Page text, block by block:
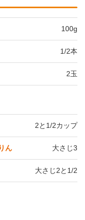
100g
1/2本
2玉
2と1/2カップ
ん 大さじ3
大さじ2と1/2